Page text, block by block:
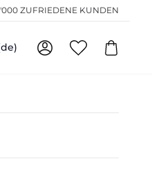
ZUFRIEDENE KUNDEN